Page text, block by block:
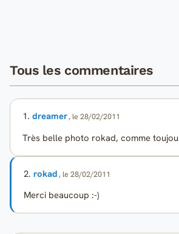
Tous les commentaires
1. dreamer, le 28/02/2011
Très belle photo rokad, comme
2. rokad , le 28/02/2011
Merci beaucoup :-)